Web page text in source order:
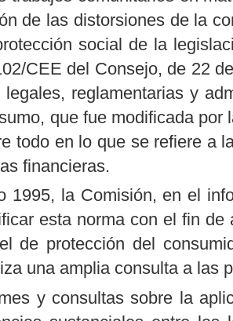
de las distorsiones de la
social de la
CEE del Consejo, de 22
legales, reglamentarias y
que fue modificada
todo en lo que se refiere a
financieras.
1995, la Comisión, en el
esta norma con el fin
de protección del
una amplia consulta a las
y consultas sobre la